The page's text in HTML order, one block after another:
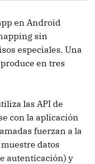
en Android
sin
especiales. Una
en tres
las API de
con la aplicación
fuerzan a la
datos
autenticación) y